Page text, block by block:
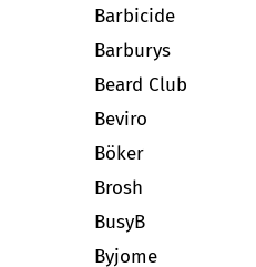
Barbicide
Barburys
Beard Club
Beviro
Böker
Brosh
BusyB
Byjome